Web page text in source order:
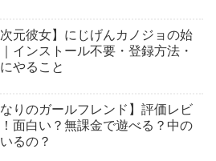
次元彼女】にじげんカノジョの始
インストール不要・登録方法・
やること
なりのガールフレンド】評価レビ
！面白い？無課金で遊べる？中の
るの？